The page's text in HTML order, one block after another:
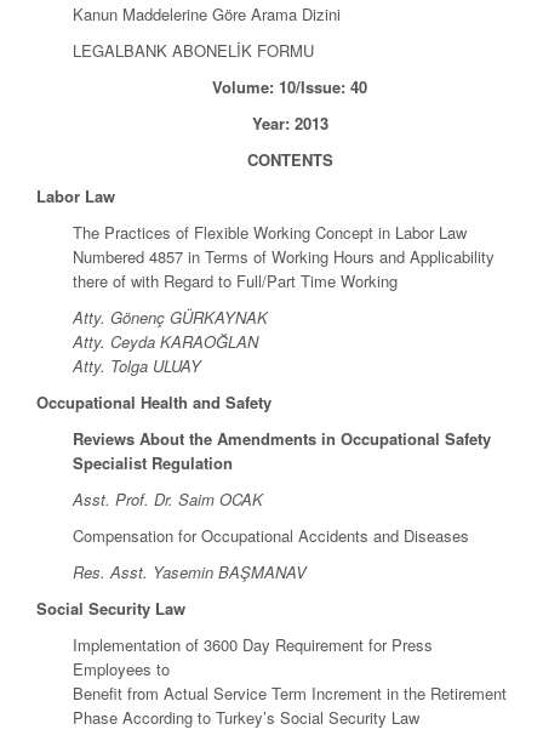
Kanun Maddelerine Göre Arama Dizini
LEGALBANK ABONELİK FORMU
Volume: 10/Issue: 40
Year: 2013
CONTENTS
Labor Law
The Practices of Flexible Working Concept in Labor Law
Numbered 4857 in Terms of Working Hours and Applicability
there of with Regard to Full/Part Time Working
Atty. Gönenç GÜRKAYNAK
Atty. Ceyda KARAOĞLAN
Atty. Tolga ULUAY
Occupational Health and Safety
Reviews About the Amendments in Occupational Safety
Specialist Regulation
Asst. Prof. Dr. Saim OCAK
Compensation for Occupational Accidents and Diseases
Res. Asst. Yasemin BAŞMANAV
Social Security Law
Implementation of 3600 Day Requirement for Press
Employees to
Benefit from Actual Service Term Increment in the Retirement
Phase According to Turkey’s Social Security Law